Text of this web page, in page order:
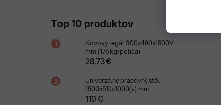
Top 10 produktov
Kovový regál 900x400x1800V
mm (175 kg/polica)
28,73 €
Univerzálny pracovný stôl
1500x510x1000(v) mm
110 €